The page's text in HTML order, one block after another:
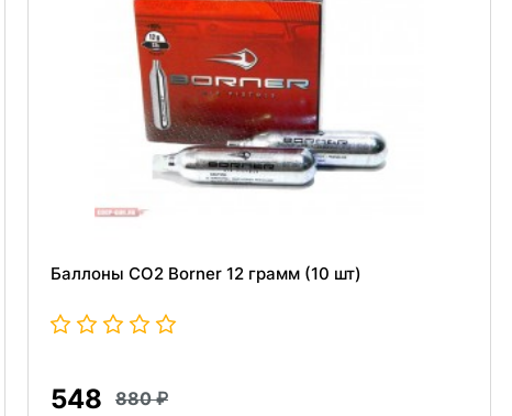
Баллоны СО2 Borner 12 грамм (10 шт)
548 880